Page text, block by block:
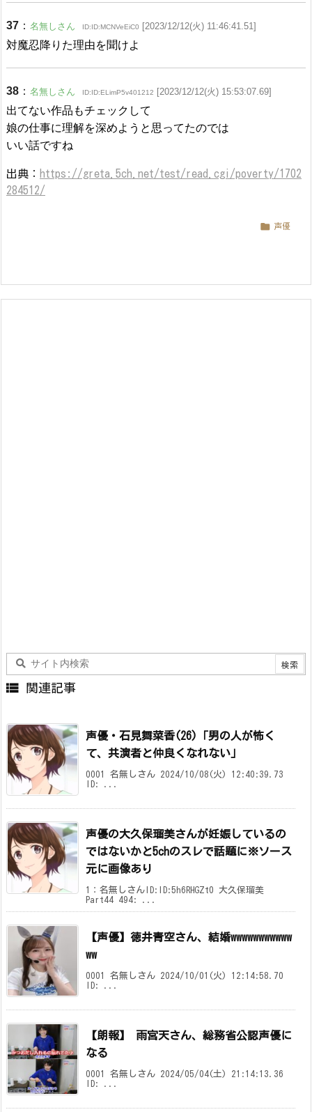
37 ： 名無しさん ID:ID:MCNVeEiC0 [2023/12/12(火) 11:46:41.51]
対魔忍降りた理由を聞けよ
38 ： 名無しさん ID:ID:ELimP5v401212 [2023/12/12(火) 15:53:07.69]
出てない作品もチェックして
娘の仕事に理解を深めようと思ってたのでは
いい話ですね
出典： https://greta.5ch.net/test/read.cgi/poverty/1702
284512/
 声優
 関連記事
声優・石見舞菜香(26)「男の人が怖く
て、共演者と仲良くなれない」
0001 名無しさん 2024/10/08(火) 12:40:39.73
ID: ...
声優の大久保瑠美さんが妊娠しているの
ではないかと5chのスレで話題に※ソース
元に画像あり
1：名無しさんID:ID:5h6RHGZt0 大久保瑠美
Part44 494: ...
【声優】徳井青空さん、結婚wwwwwwwwwww
ww
0001 名無しさん 2024/10/01(火) 12:14:58.70
ID: ...
【朗報】 雨宮天さん、総務省公認声優に
なる
0001 名無しさん 2024/05/04(土) 21:14:13.36
ID: ...